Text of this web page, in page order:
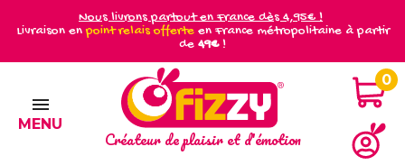
Nous livrons partout en France dès 4,95€ !
Livraison enpoint relais offerteen France métropolitaine à partir
de 49€!

MENU
0
Créateur de plaisir et d'émotion